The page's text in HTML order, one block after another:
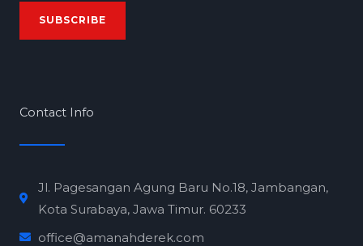
a
SUBSCRIBE
Contact Info
Jl. Pagesangan Agung Baru No.18, Jambangan,
Kota Surabaya, Jawa Timur. 60233
office@amanahderek.com